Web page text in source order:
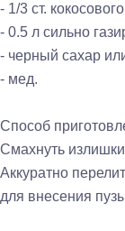
- 1/3 ст.
- 0.5 л сильно
- черный сахар
- мед.
Способ
Смахнуть
Аккуратно
для внесения